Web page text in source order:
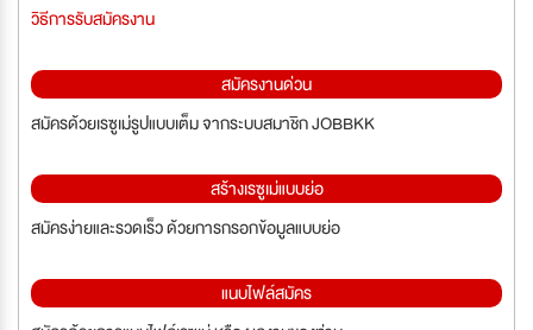
วิธีการรับสมัครงาน
สมัครงานด่วน
สมัครด้วยเรซูเม่รูปแบบเต็ม จากระบบสมาชิก JOBBKK
สร้างเรซูเม่แบบย่อ
สมัครง่ายและรวดเร็ว ด้วยการกรอกข้อมูลแบบย่อ
แนบไฟล์สมัคร